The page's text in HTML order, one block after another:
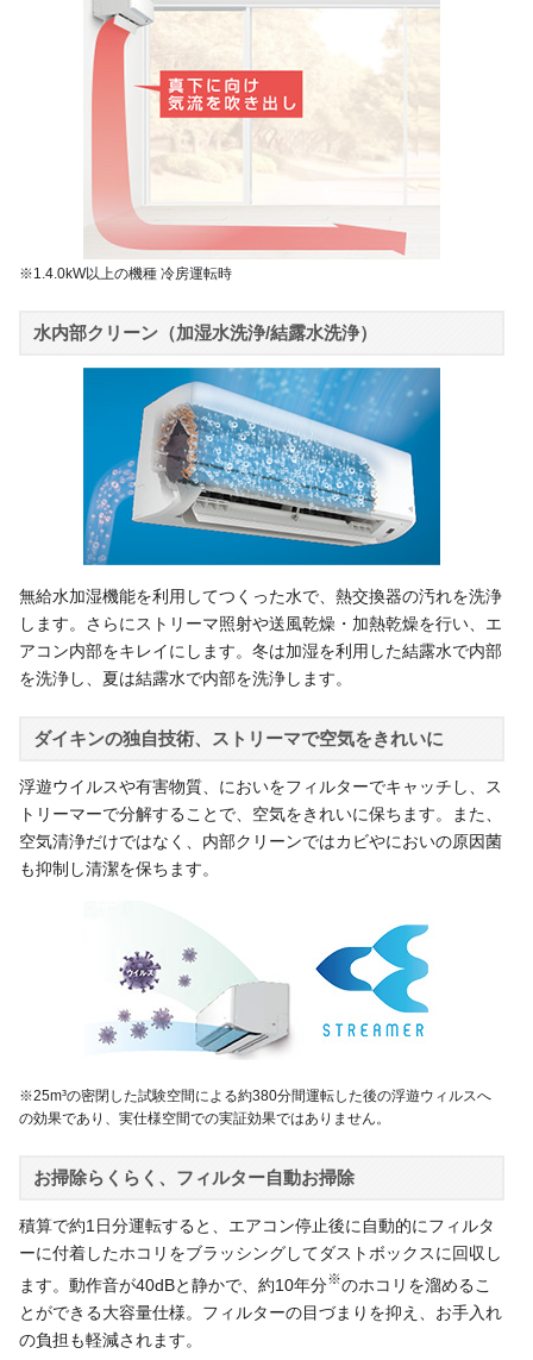
※1.4.0kW以上の機種 冷房運転時
水内部クリーン（加湿水洗浄/結露水洗浄）
無給水加湿機能を利用してつくった水で、熱交換器の汚れを洗浄
します。さらにストリーマ照射や送風乾燥・加熱乾燥を行い、エ
アコン内部をキレイにします。冬は加湿を利用した結露水で内部
を洗浄し、夏は結露水で内部を洗浄します。
ダイキンの独自技術、ストリーマで空気をきれいに
浮遊ウイルスや有害物質、においをフィルターでキャッチし、ス
トリーマーで分解することで、空気をきれいに保ちます。また、
空気清浄だけではなく、内部クリーンではカビやにおいの原因菌
も抑制し清潔を保ちます。
※25m³の密閉した試験空間による約380分間運転した後の浮遊ウィルスへ
の効果であり、実仕様空間での実証効果ではありません。
お掃除らくらく、フィルター自動お掃除
積算で約1日分運転すると、エアコン停止後に自動的にフィルタ
ーに付着したホコリをブラッシングしてダストボックスに回収し
ます。動作音が40dBと静かで、約10年分※のホコリを溜めるこ
とができる大容量仕様。フィルターの目づまりを抑え、お手入れ
の負担も軽減されます。